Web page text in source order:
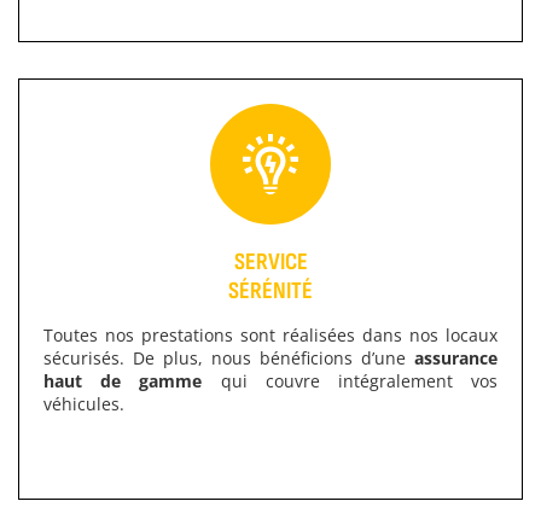
SERVICE
SÉRÉNITÉ
Toutes nos prestations sont réalisées dans nos locaux
sécurisés. De plus, nous bénéficions d’une assurance
haut de gamme qui couvre intégralement vos
véhicules.